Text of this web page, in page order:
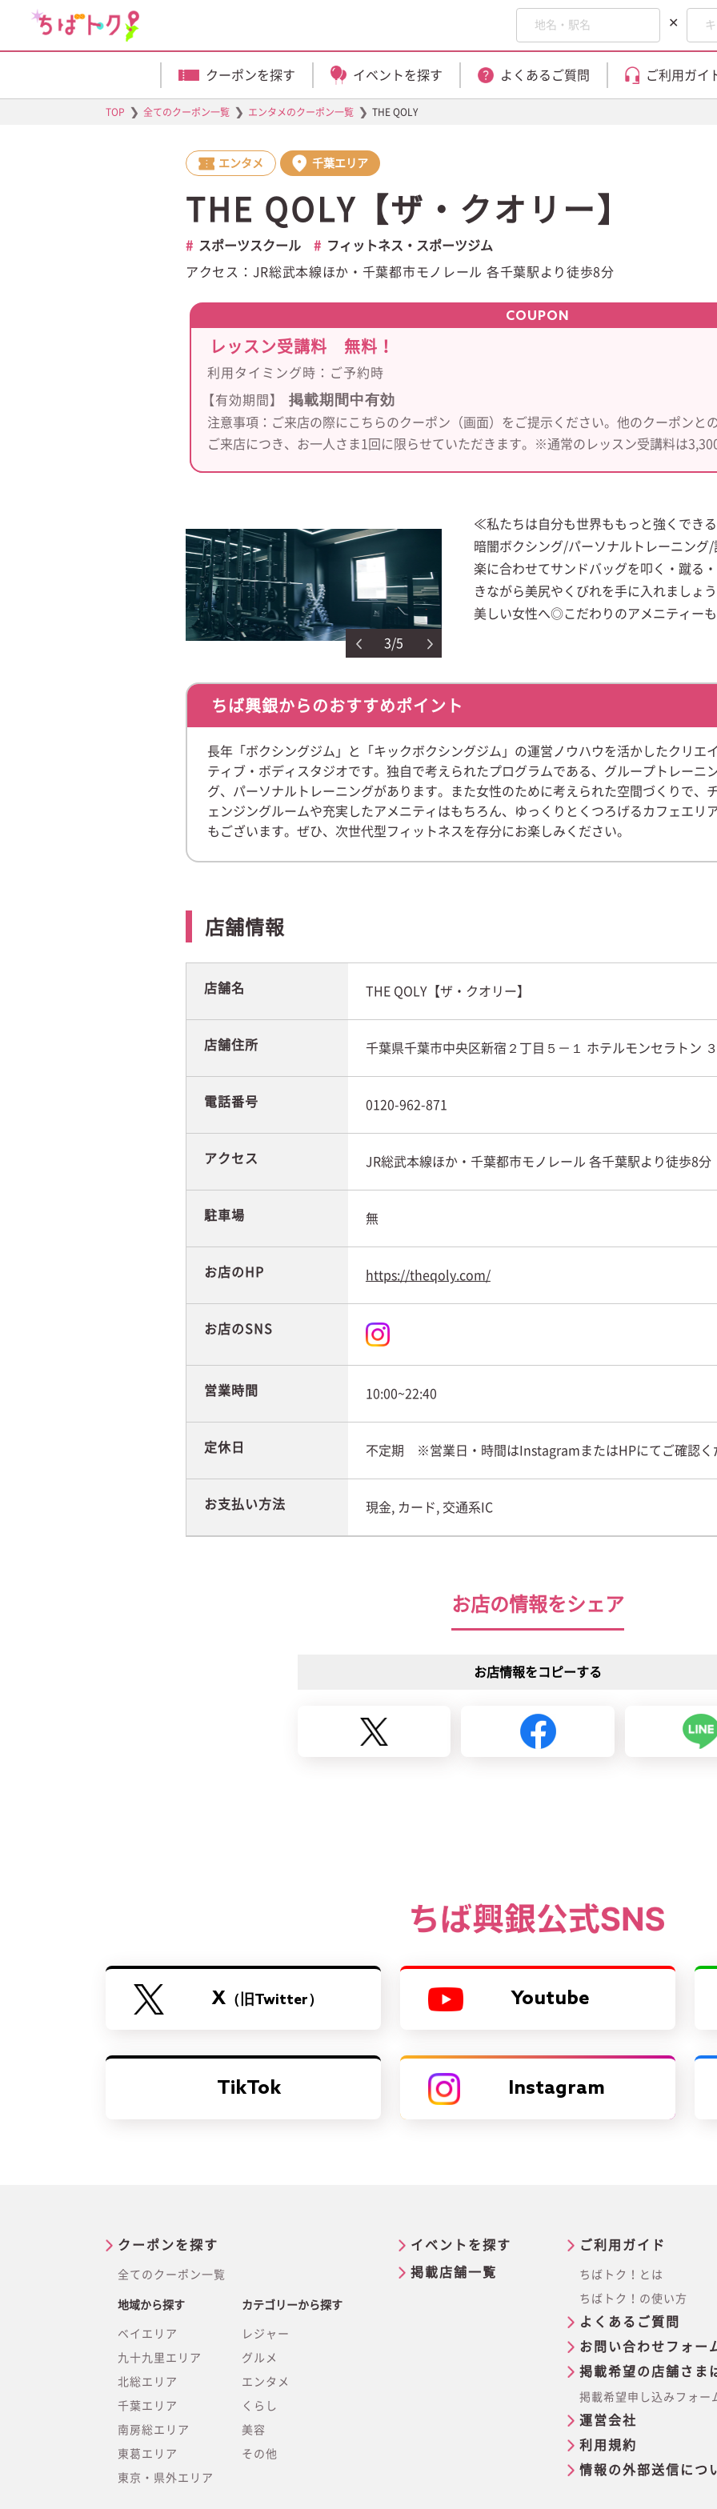
✕
クーポンを探す イベントを探す よくあるご質問 ご利用ガイ
TOP ❯ 全てのクーポン一覧 ❯ エンタメのクーポン一覧 ❯ THE QOLY
エンタメ 千葉エリア
THE QOLY【ザ・クオリー】
スポーツスクール フィットネス・スポーツジム
アクセス：JR総武本線ほか・千葉都市モノレール 各千葉駅より徒歩8分
COUPON
レッスン受講料 無料！
利用タイミング時： ご予約時
【有効期間】 掲載期間中有効
注意事項：ご来店の際にこちらのクーポン（画面）をご提示ください。他のクーポンと
ご来店につき、お一人さま1回に限らせていただきます。※通常のレッスン受講料は
3/5
≪私たちは自分も世界ももっと強くでき
暗闇ボクシング/パーソナルトレーニング
楽に合わせてサンドバッグを叩く・蹴る
きながら美尻やくびれを手に入れましょ
美しい女性へ◎こだわりのアメニティー
ちば興銀からのおすすめポイント
長年「ボクシングジム」と「キックボクシングジム」の運営ノウハウを活かしたクリエ
ティブ・ボディスタジオです。独自で考えられたプログラムである、グループトレーニ
グ、パーソナルトレーニングがあります。また女性のために考えられた空間づくりで、
ェンジングルームや充実したアメニティはもちろん、ゆっくりとくつろげるカフェエリ
もございます。ぜひ、次世代型フィットネスを存分にお楽しみください。
店舗情報
店舗名 THE QOLY【ザ・クオリー】
店舗住所 千葉県千葉市中央区新宿２丁目５－１ ホテルモンセラトン
電話番号 0120-962-871
アクセス JR総武本線ほか・千葉都市モノレール 各千葉駅より徒歩8分
駐車場 無
お店のHP https://theqoly.com/
お店のSNS
営業時間 10:00~22:40
定休日 不定期 ※営業日・時間はInstagramまたはHPにてご確認く
お支払い方法 現金, カード, 交通系IC
お店の情報をシェア
お店情報をコピーする
X （旧Twitter） Youtube
TikTok Instagram
クーポンを探す
全てのクーポン一覧
地域から探す
ベイエリア
九十九里エリア
北総エリア
千葉エリア
南房総エリア
東葛エリア
東京・県外エリア
カテゴリーから探す
レジャー
グルメ
エンタメ
くらし
美容
その他
イベントを探す
掲載店舗一覧
ご利用ガイド
ちばトク！とは
ちばトク！の使い方
よくあるご質問
お問い合わせフォー
掲載希望の店舗さま
掲載希望申し込みフォー
運営会社
利用規約
情報の外部送信につ